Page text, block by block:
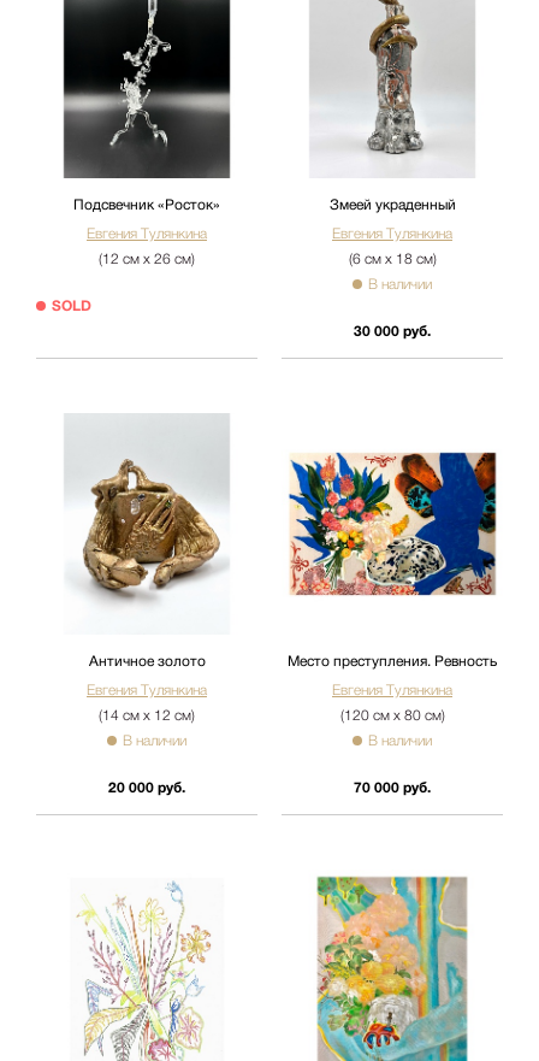
Подсвечник «Росток»
Евгения Тулянкина
(12 см х 26 см)
SOLD
Змеей украденный
Евгения Тулянкина
(6 см х 18 см)
В наличии
30 000 руб.
Античное золото
Евгения Тулянкина
(14 см х 12 см)
В наличии
20 000 руб.
Место преступления. Ревность
Евгения Тулянкина
(120 см х 80 см)
В наличии
70 000 руб.